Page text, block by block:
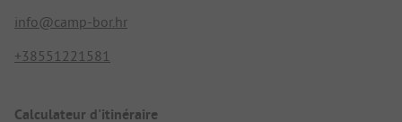
info@camp-bor.hr
+38551221581
Calculateur d'itinéraire